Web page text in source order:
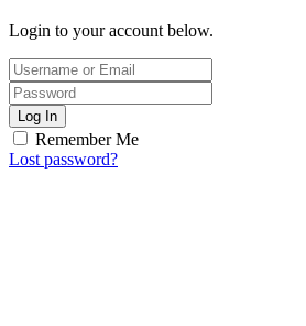
Login to your account below.
Log In
Remember Me
Lost password?